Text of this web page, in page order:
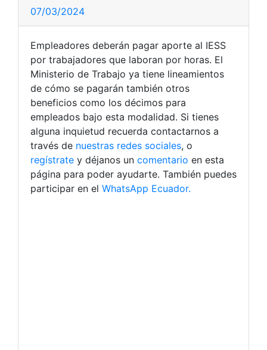
07/03/2024
Empleadores deberán pagar aporte al IESS
por trabajadores que laboran por horas. El
Ministerio de Trabajo ya tiene lineamientos
de cómo se pagarán también otros
beneficios como los décimos para
empleados bajo esta modalidad. Si tienes
alguna inquietud recuerda contactarnos a
través de nuestras redes sociales, o
regístrate y déjanos un comentario en esta
página para poder ayudarte. También puedes
participar en el WhatsApp Ecuador.